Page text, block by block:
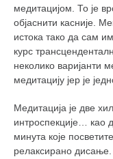
карате
наиханчи
кушанку
темашивари
кобудо
медитацијом. То је
објаснити касније.
истока тако да сам
курс
неколико варијанти
медитацију јер је
Медитација је две
интроспекције… као
минута које
релаксирано дисање.